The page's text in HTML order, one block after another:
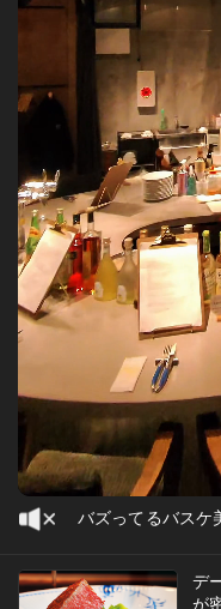
バズってるバスケ
デ
が